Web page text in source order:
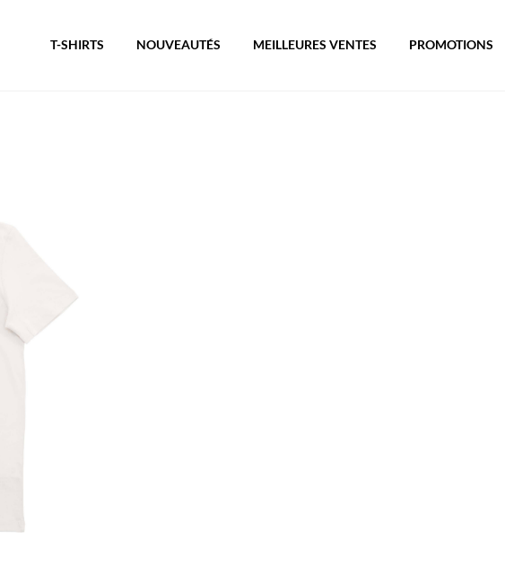
T-SHIRTS NOUVEAUTÉS MEILLEURES VENTES PROMOTIONS